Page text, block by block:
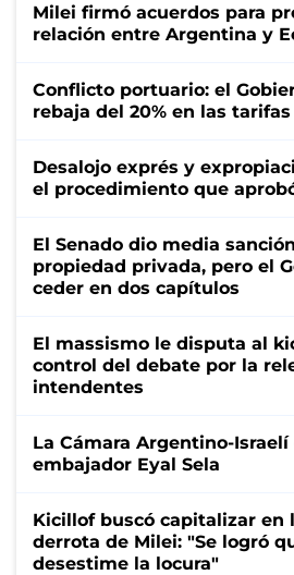
Milei firmó acuerdos para
relación entre Argentina y
Conflicto portuario: el
rebaja del 20% en las
Desalojo exprés y
el procedimiento que
El Senado dio media
propiedad privada, pero el
ceder en dos capítulos
El massismo le disputa al
control del debate por la
intendentes
La Cámara Argentino-
embajador Eyal Sela
Kicillof buscó capitalizar en
derrota de Milei: "Se logró
desestime la locura"